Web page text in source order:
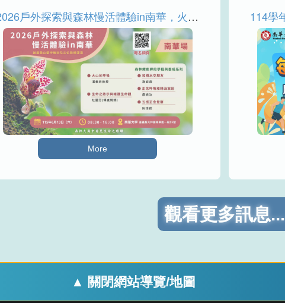
2026戶外探索與森林慢活體驗in南華，火速線上報名！！
More
觀看更多訊息...
▲ 關閉網站導覽/地圖